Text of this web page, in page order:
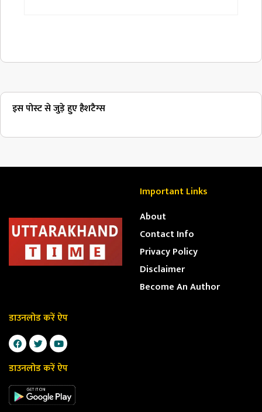
इस पोस्ट से जुड़े हुए हैशटैग्स
Important Links
About
Contact Info
Privacy Policy
Disclaimer
Become An Author
डाउनलोड करें ऐप
डाउनलोड करें ऐप